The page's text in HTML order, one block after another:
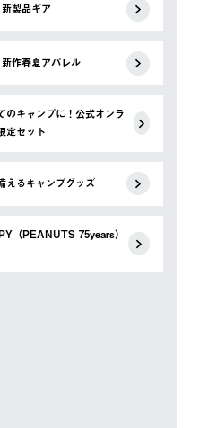
製品ギア
作春夏アパレル
のキャンプに！公式オンラ
定セット
えるキャンプグッズ
（PEANUTS 75years）